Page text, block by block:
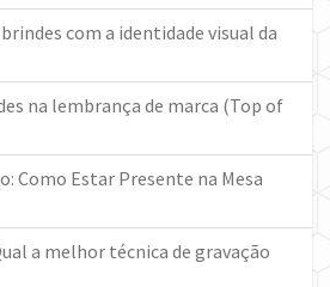
com a identidade visual da
na lembrança de marca (Top of
Como Estar Presente na Mesa
a melhor técnica de gravação